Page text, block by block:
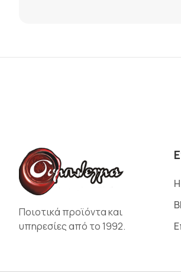
Ποιοτικά προϊόντα και
υπηρεσίες από το 1992.